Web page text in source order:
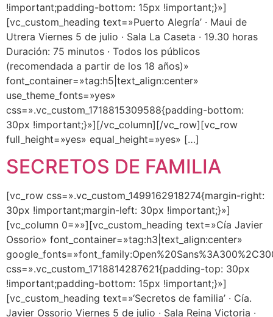
!important;padding-bottom: 15px !important;}»]
[vc_custom_heading text=»Puerto Alegría’ · Maui de
Utrera Viernes 5 de julio · Sala La Caseta · 19.30 horas
Duración: 75 minutos · Todos los públicos
(recomendada a partir de los 18 años)»
font_container=»tag:h5|text_align:center»
use_theme_fonts=»yes»
css=».vc_custom_1718815309588{padding-bottom:
30px !important;}»][/vc_column][/vc_row][vc_row
full_height=»yes» equal_height=»yes» […]
SECRETOS DE FAMILIA
[vc_row css=».vc_custom_1499162918274{margin-right:
30px !important;margin-left: 30px !important;}»]
[vc_column 0=»»][vc_custom_heading text=»Cía Javier
Ossorio» font_container=»tag:h3|text_align:center»
css=».vc_custom_1718814287621{padding-top: 30px
!important;padding-bottom: 15px !important;}»]
[vc_custom_heading text=»‘Secretos de familia’ · Cía.
Javier Ossorio Viernes 5 de julio · Sala Reina Victoria ·